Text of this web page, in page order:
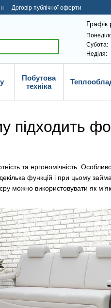
Договір публічної оферти
Графік
Побутова
техніка
підходить
та ергономічність.
функцій і при цьому
можно використовувати як